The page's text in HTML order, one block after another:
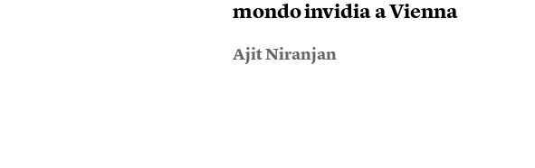
mondo invidia a Vienna
Ajit Niranjan